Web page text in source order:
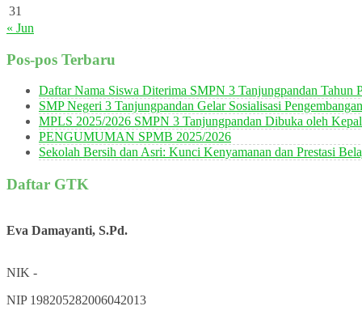
31
« Jun
Pos-pos Terbaru
Daftar Nama Siswa Diterima SMPN 3 Tanjungpandan Tahun
SMP Negeri 3 Tanjungpandan Gelar Sosialisasi
MPLS 2025/2026 SMPN 3 Tanjungpandan Dibuka oleh
PENGUMUMAN SPMB 2025/2026
Sekolah Bersih dan Asri: Kunci Kenyamanan dan Prestasi
Daftar GTK
Eva Damayanti, S.Pd.
NIK -
NIP 198205282006042013